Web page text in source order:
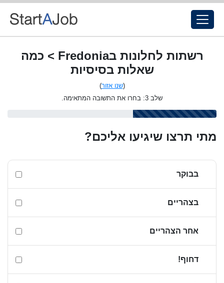
רשתות לחלונות בFredonia > כמה
שאלות בסיסיות
(שנו אזור)
שלב 3: בחרו את התשובה המתאימה.
מתי תרצו שיגיעו אליכם?
בבוקר
בצהריים
אחר הצהריים
דחוף!